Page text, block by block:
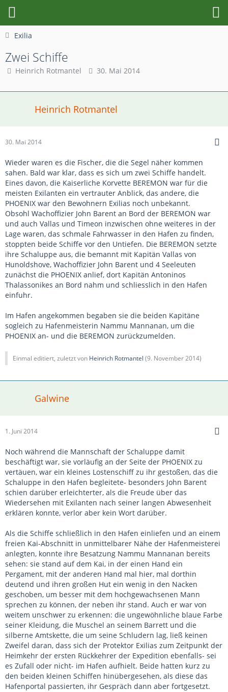
Exilia
Zwei Schiffe
Heinrich Rotmantel 30. Mai 2014
Heinrich Rotmantel
30. Mai 2014
Wieder waren es die Fischer, die die Segel näher kommen
sahen. Bald war klar, dass es sich um zwei Schiffe handelt.
Eines davon, die Kaiserliche Korvette BEREMON war für die
meisten Exilanten ein vertrauter Anblick, das andere, die
PHOENIX war den Bewohnern Exilias noch unbekannt.
Obsohl Wachoffizier John Barent an Bord der BEREMON war
und auch Vallas und Timeon inzwischen ohne weiteres in der
Lage waren, das schmale Fahrwasser in den Hafen zu finden,
stoppten beide Schiffe vor den Untiefen. Die BEREMON setzte
ihre Schaluppe aus, die bemannt mit Kapitän Vallas von
Hunoldshove, Wachoffizier John Barent und 4 Seeleuten
zunächst die PHOENIX anlief, dort Kapitän Antoninos
Thalassonikes an Bord nahm und schliesslich in den Hafen
einfuhr.
Im Hafen angekommen begaben sie die beiden Kapitäne
sogleich zu Hafenmeisterin Nammu Mannanan, um die
PHOENIX an- und die BEREMON zurückzumelden.
Einmal editiert, zuletzt von Heinrich Rotmantel (9. November 2014)
Galwine
1. Juni 2014
Noch während die Mannschaft der Schaluppe damit
beschäftigt war, sie vorläufig an der Seite der PHOENIX zu
vertäuen, war ein kleines Lostenschiff zu ihr gestoßen, das die
Schaluppe in den Hafen begleitete- besonders John Barent
schien darüber erleichterter, als die Freude über das
Wiedersehen mit Exilanten nach seiner langen Abwesenheit
erklären konnte, verlor aber kein Wort darüber.
Als die Schiffe schließlich in den Hafen einliefen und an einem
freien Kai-Abschnitt in unmittelbarer Nähe der Hafenmeisterei
anlegten, konnte ihre Besatzung Nammu Mannanan bereits
sehen: sie stand auf dem Kai, in der einen Hand ein
Pergament, mit der anderen Hand mal hier, mal dorthin
deutend und ihren großen Hut ein wenig in den Nacken
geschoben, um besser mit dem hochgewachsenen Mann
sprechen zu können, der neben ihr stand. Auch er war von
weitem unschwer zu erkennen: die ungewöhnliche blaue Farbe
seiner Kleidung, die Muschel an seinem Barrett und die
silberne Amtskette, die um seine Schludern lag, ließ keinen
Zweifel daran, dass sich der Protektor Exilias zum Zeitpunkt der
Heimkehr der ersten Rückkehrer der Expedition ebenfalls- sei
es Zufall oder nicht- im Hafen aufhielt. Beide hatten kurz zu
den beiden kleinen Schiffen hinübergesehen, als diese das
Hafenportal passierten, ihr Gespräch dann aber fortgesetzt.